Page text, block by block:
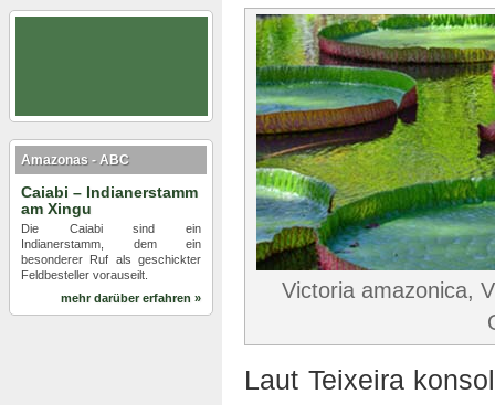
Victoria amazonica,
Laut Teixeira
Amazonas - ABC
Caiabi – Indianerstamm
am Xingu
Die Caiabi sind ein
Indianerstamm, dem ein
besonderer Ruf als geschickter
Feldbesteller vorauseilt.
mehr darüber erfahren »